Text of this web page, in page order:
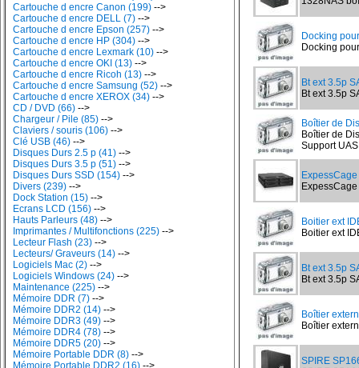
Cartouche d encre Canon (199) -->
Cartouche d encre DELL (7) -->
Cartouche d encre Epson (257) -->
Cartouche d encre HP (304) -->
Cartouche d encre Lexmark (10) -->
Cartouche d encre OKI (13) -->
Cartouche d encre Ricoh (13) -->
Cartouche d encre Samsung (52) -->
Cartouche d encre XEROX (34) -->
CD / DVD (66) -->
Chargeur / Pile (85) -->
Claviers / souris (106) -->
Clé USB (46) -->
Disques Durs 2.5 p (41) -->
Disques Durs 3.5 p (51) -->
Disques Durs SSD (154) -->
Divers (239) -->
Dock Station (15) -->
Ecrans LCD (156) -->
Hauts Parleurs (48) -->
Imprimantes / Multifonctions (225) -->
Lecteur Flash (23) -->
Lecteurs/ Graveurs (14) -->
Logiciels Mac (2) -->
Logiciels Windows (24) -->
Maintenance (225) -->
Mémoire DDR (7) -->
Mémoire DDR2 (14) -->
Mémoire DDR3 (49) -->
Mémoire DDR4 (78) -->
Mémoire DDR5 (20) -->
Mémoire Portable DDR (8) -->
Mémoire Portable DDR2 (16) -->
Docking
Docking
Bt ext 3.5p
Bt ext 3.5p
Boîtier de
Boîtier de
Support
Boitier ext
Boitier ext
Bt ext 3.5p
Bt ext 3.5p
Boîtier
Boîtier
SPIRE